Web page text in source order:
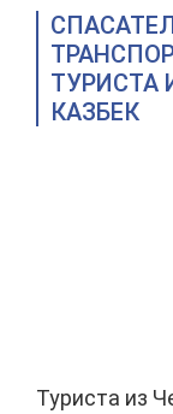
ТУРИСТА
КАЗБЕК
Туриста из